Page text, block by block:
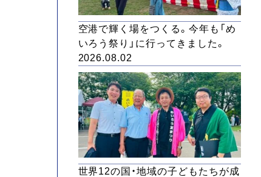
空港で輝く場をつくる。今年も「め
いろう祭り」に行ってきました。
2026.08.02
世界12の国・地域の子どもたちが成